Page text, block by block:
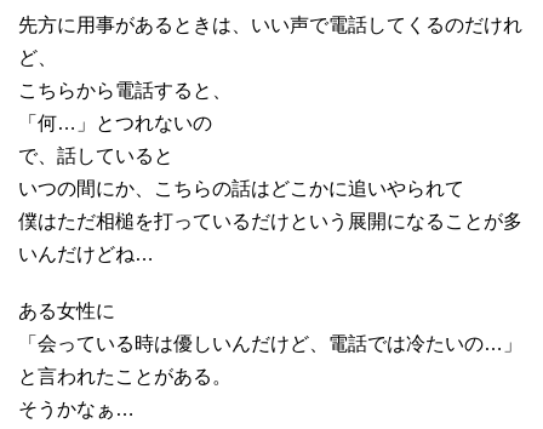
先方に用事があるときは、いい声で電話してくるのだけれ
ど、
こちらから電話すると、
「何…」とつれないの
で、話していると
いつの間にか、こちらの話はどこかに追いやられて
僕はただ相槌を打っているだけという展開になることが多
いんだけどね…
ある女性に
「会っている時は優しいんだけど、電話では冷たいの…」
と言われたことがある。
そうかなぁ…